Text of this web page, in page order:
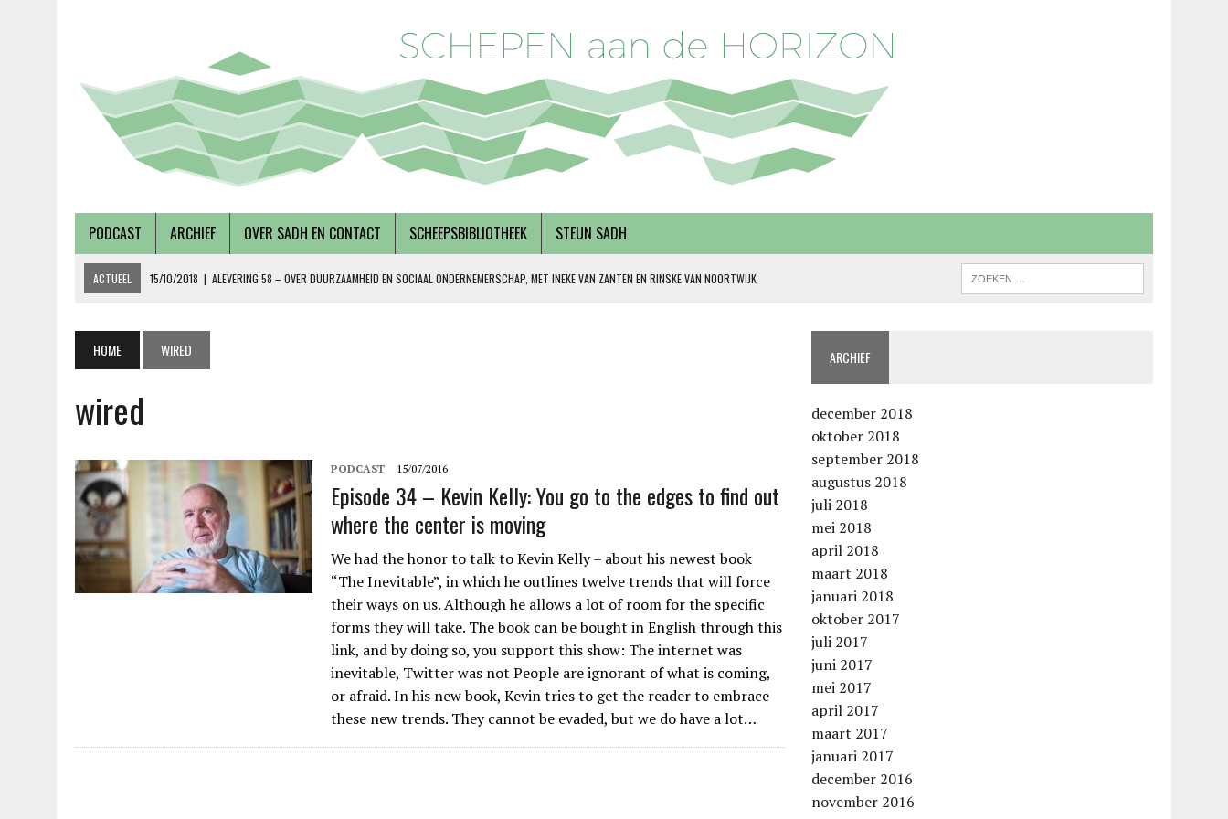
PODCAST ARCHIEF OVER SADH EN CONTACT SCHEEPSBIBLIOTHEEK STEUN SADH
ACTUEEL 15/10/2018 | ALEVERING 58 – OVER DUURZAAMHEID EN SOCIAAL ONDERNEMERSCHAP, MET INEKE VAN ZANTEN EN RINSKE VAN NOORTWIJK
27/07/2018 | AFLEVERING 56 – OVER METABOLE ZIEKTEN, MET TERRY DERKS
08/12/2018
HOME WIRED
wired
PODCAST 15/07/2016
Episode 34 – Kevin Kelly: You go to the edges to find out
where the center is moving
We had the honor to talk to Kevin Kelly – about his newest book
“The Inevitable”, in which he outlines twelve trends that will force
their ways on us. Although he allows a lot of room for the specific
forms they will take. The book can be bought in English through this
link, and by doing so, you support this show: The internet was
inevitable, Twitter was not People are ignorant of what is coming,
or afraid. In his new book, Kevin tries to get the reader to embrace
these new trends. They cannot be evaded, but we do have a lot…
ARCHIEF
december 2018
oktober 2018
september 2018
augustus 2018
juli 2018
mei 2018
april 2018
maart 2018
januari 2018
oktober 2017
juli 2017
juni 2017
mei 2017
april 2017
maart 2017
januari 2017
december 2016
november 2016